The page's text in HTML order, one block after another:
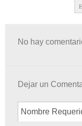
No hay
Dejar un